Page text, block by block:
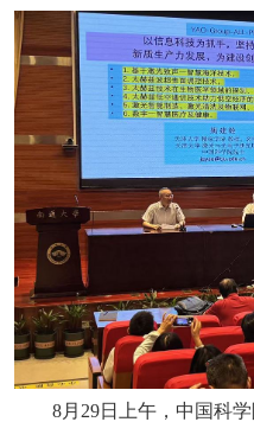
8月29日上午，中国科